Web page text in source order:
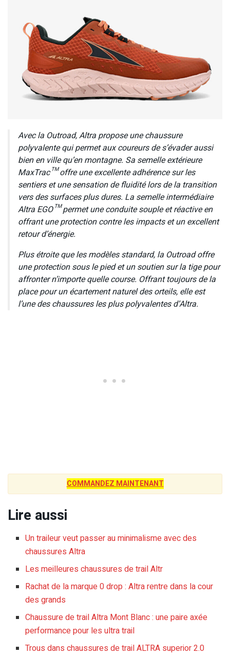
Avec la Outroad, Altra propose une chaussure
polyvalente qui permet aux coureurs de s’évader aussi
bien en ville qu’en montagne. Sa semelle extérieure
MaxTrac™ offre une excellente adhérence sur les
sentiers et une sensation de fluidité lors de la transition
vers des surfaces plus dures. La semelle intermédiaire
Altra EGO™ permet une conduite souple et réactive en
offrant une protection contre les impacts et un excellent
retour d’énergie.
Plus étroite que les modèles standard, la Outroad offre
une protection sous le pied et un soutien sur la tige pour
affronter n’importe quelle course. Offrant toujours de la
place pour un écartement naturel des orteils, elle est
l’une des chaussures les plus polyvalentes d’Altra.
COMMANDEZ MAINTENANT
Lire aussi
Un traileur veut passer au minimalisme avec des
chaussures Altra
Les meilleures chaussures de trail Altr
Rachat de la marque 0 drop : Altra rentre dans la cour
des grands
Chaussure de trail Altra Mont Blanc : une paire axée
performance pour les ultra trail
Trous dans chaussures de trail ALTRA superior 2.0